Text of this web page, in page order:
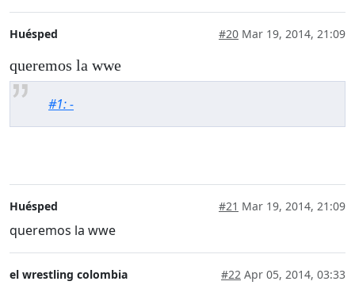
Huésped #20 Mar 19, 2014, 21:09
queremos la wwe
#1: -
Huésped #21 Mar 19, 2014, 21:09
queremos la wwe
el wrestling colombia #22 Apr 05, 2014, 03:33